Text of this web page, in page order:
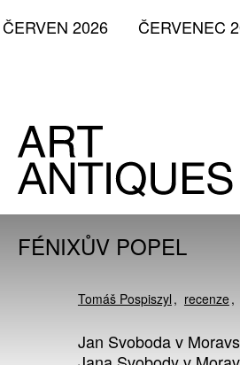
ČERVENEC
ČERVEN 2026
FÉNIXŮV POPEL
Tomáš Pospiszyl recenze
Jan Svoboda v